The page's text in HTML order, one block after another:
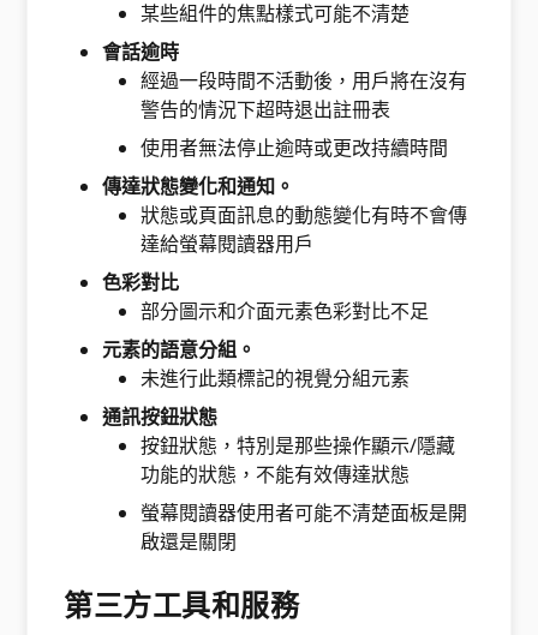
某些組件的焦點樣式可能不清楚
會話逾時
經過一段時間不活動後，用戶將在沒有
警告的情況下超時退出註冊表
使用者無法停止逾時或更改持續時間
傳達狀態變化和通知。
狀態或頁面訊息的動態變化有時不會傳
達給螢幕閱讀器用戶
色彩對比
部分圖示和介面元素色彩對比不足
元素的語意分組。
未進行此類標記的視覺分組元素
通訊按鈕狀態
按鈕狀態，特別是那些操作顯示/隱藏
功能的狀態，不能有效傳達狀態
螢幕閱讀器使用者可能不清楚面板是開
啟還是關閉
第三方工具和服務